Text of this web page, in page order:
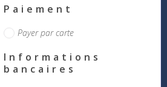
Paiement
Payer par carte
Informations
bancaires